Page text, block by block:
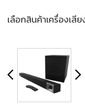
เลือกสินค้าเครื่องเสี